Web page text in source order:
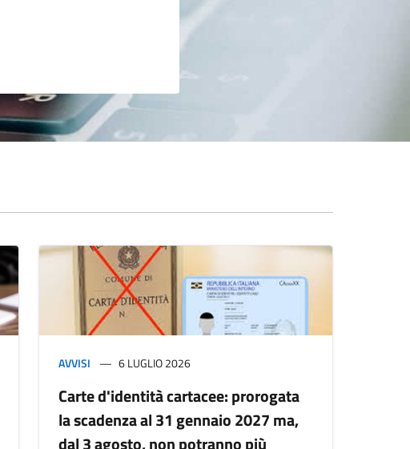
AVVISI 6 LUGLIO 2026
Carte d'identità cartacee: prorogata
la scadenza al 31 gennaio 2027 ma,
dal 3 agosto, non potranno più